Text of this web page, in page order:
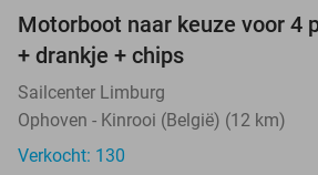
Motorboot naar keuze voor 4
+ drankje + chips
Sailcenter Limburg
Ophoven - Kinrooi (België) (12 km)
Verkocht: 130